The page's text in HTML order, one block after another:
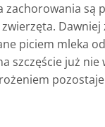
zachorowania są
Dawniej
piciem mleka
szczęście już